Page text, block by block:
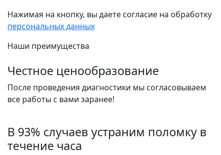
Нажимая на кнопку, вы даете согласие на обработку
персональных данных
Наши преимущества
Честное ценообразование
После проведения диагностики мы согласовываем
все работы с вами заранее!
В 93% случаев устраним поломку в
течение часа